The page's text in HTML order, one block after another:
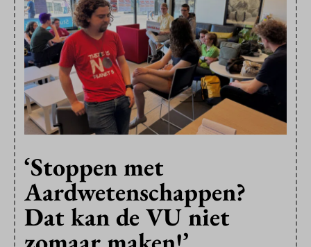
‘Stoppen met
Aardwetenschappen?
Dat kan de VU niet